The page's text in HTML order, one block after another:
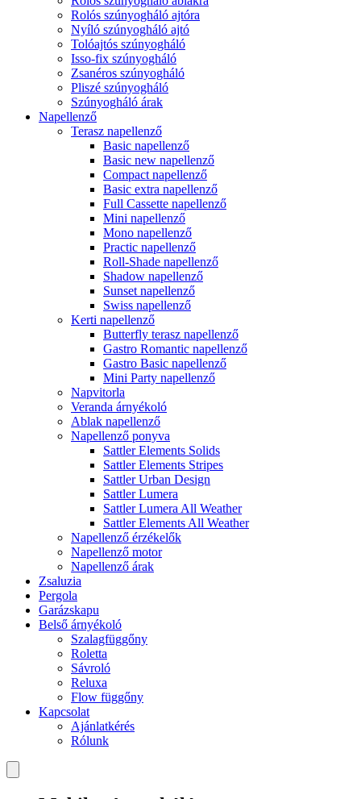
Rolós szúnyogháló ajtóra
Nyíló szúnyogháló ajtó
Tolóajtós szúnyogháló
Isso-fix szúnyogháló
Zsanéros szúnyogháló
Pliszé szúnyogháló
Szúnyogháló árak
Napellenző
Terasz napellenző
Basic napellenző
Basic new napellenző
Compact napellenző
Basic extra napellenző
Full Cassette napellenző
Mini napellenző
Mono napellenző
Practic napellenző
Roll-Shade napellenző
Shadow napellenző
Sunset napellenző
Swiss napellenző
Kerti napellenző
Butterfly terasz napellenző
Gastro Romantic napellenző
Gastro Basic napellenző
Mini Party napellenző
Napvitorla
Veranda árnyékoló
Ablak napellenző
Napellenző ponyva
Sattler Elements Solids
Sattler Elements Stripes
Sattler Urban Design
Sattler Lumera
Sattler Lumera All Weather
Sattler Elements All Weather
Napellenző érzékelők
Napellenző motor
Napellenző árak
Zsaluzia
Pergola
Garázskapu
Belső árnyékoló
Szalagfüggőny
Roletta
Sávroló
Reluxa
Flow függőny
Kapcsolat
Ajánlatkérés
Rólunk